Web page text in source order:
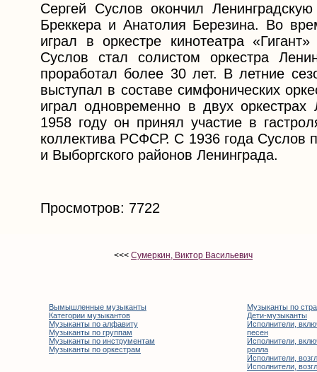
Сергей Суслов окончил
Бреккера и Анатолия Березина. Во
играл в оркестре кинотеатра
Суслов стал солистом оркестра
проработал более 30 лет. В летние
выступал в составе симфонических
играл одновременно в двух
1958 году он принял участие в
коллектива РСФСР. С 1936 года Суслов
и Выборгского районов Ленинграда.
Просмотров: 7722
<<< Сумеркин, Виктор Васильевич
Вымышленные музыканты
Категории музыкантов
Музыканты по алфавиту
Музыканты по группам
Музыканты по инструментам
Музыканты по оркестрам
Музыканты по
Дети-музыканты
Исполнители,
песен
Исполнители,
ролла
Исполнители,
Исполнители,